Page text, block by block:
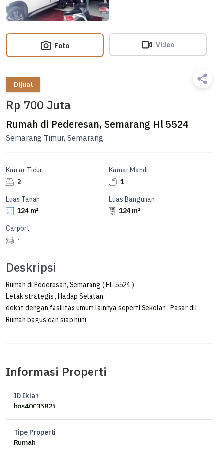
Foto Video
Dijual
Rp 700 Juta
Rumah di Pederesan, Semarang Hl 5524
Semarang Timur, Semarang
Kamar Tidur
2
Kamar Mandi
1
Luas Tanah
124 m²
Luas Bangunan
124 m²
Carport
-
Deskripsi
Rumah di Pederesan, Semarang ( HL 5524 )
Letak strategis , Hadap Selatan
dekat dengan fasilitas umum lainnya seperti Sekolah , Pasar dll
Rumah bagus dan siap huni
Informasi Properti
ID Iklan
hos40035825
Tipe Properti
Rumah